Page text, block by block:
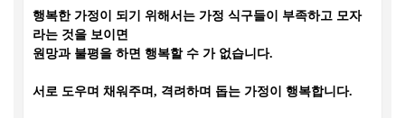
행복한 가정이 되기 위해서는 가정 식구들이 부족하고 모자
라는 것을 보이면
원망과 불평을 하면 행복할 수 가 없습니다.
서로 도우며 채워주며 , 격려하며 돕는 가정이 행복합니다.